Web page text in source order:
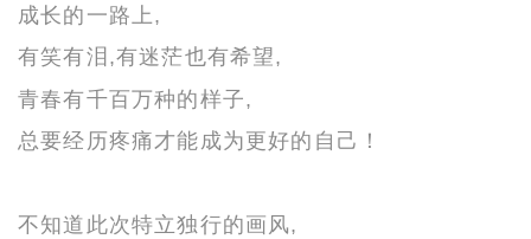
成长的一路上,
有笑有泪,有迷茫也有希望,
青春有千百万种的样子,
总要经历疼痛才能成为更好的自己！
不知道此次特立独行的画风,